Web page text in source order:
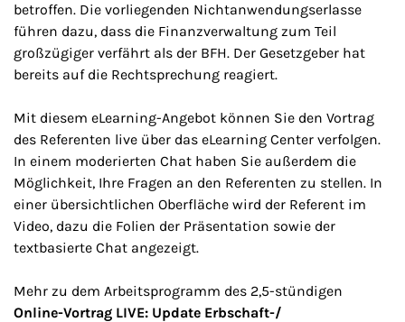
betroffen. Die vorliegenden Nichtanwendungserlasse
führen dazu, dass die Finanzverwaltung zum Teil
großzügiger verfährt als der BFH. Der Gesetzgeber hat
bereits auf die Rechtsprechung reagiert.
Mit diesem eLearning-Angebot können Sie den Vortrag
des Referenten live über das eLearning Center verfolgen.
In einem moderierten Chat haben Sie außerdem die
Möglichkeit, Ihre Fragen an den Referenten zu stellen. In
einer übersichtlichen Oberfläche wird der Referent im
Video, dazu die Folien der Präsentation sowie der
textbasierte Chat angezeigt.
Mehr zu dem Arbeitsprogramm des 2,5-stündigen
Online-Vortrag LIVE: Update Erbschaft-/